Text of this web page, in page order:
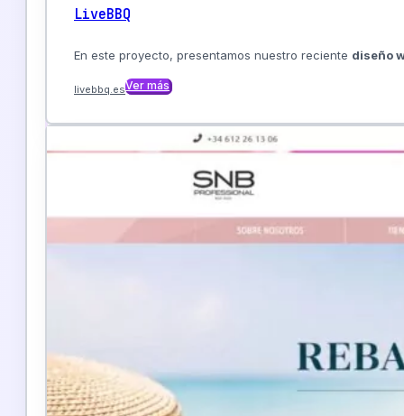
Material corporativo y publicitario
Ver más
Mantenimiento Web
Soporte técnico y mantenimiento continuo
LiveBBQ
En este proyecto, presentamos nuestro reciente diseño
livebbq.esVer más